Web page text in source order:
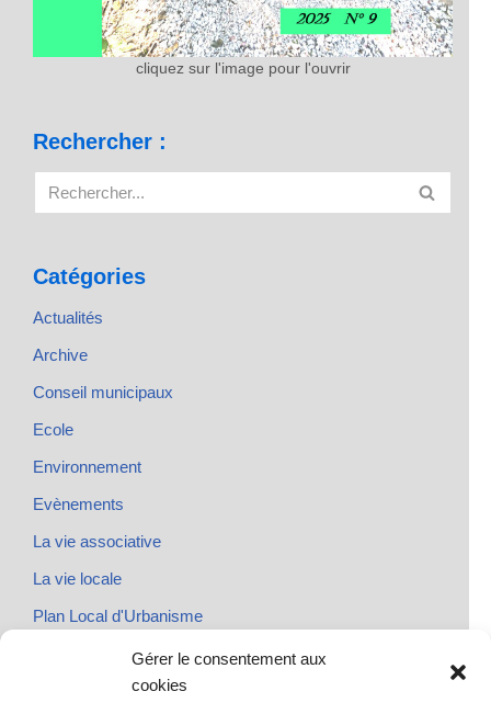
Gérer le consentement aux
cookies
cliquez sur l'image pour l'ouvrir
Rechercher :
Catégories
Actualités
Archive
Conseil municipaux
Ecole
Environnement
Evènements
La vie associative
La vie locale
Plan Local d'Urbanisme